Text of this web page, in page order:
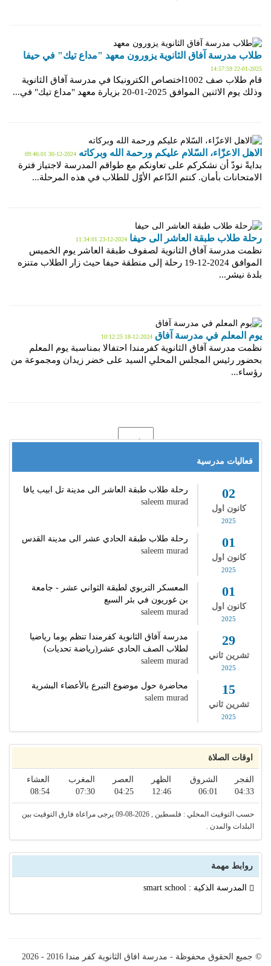
طلاب مدرسة آفاق الثانوية يزورون معهد "مداع تيك" في حيفا
2025-01-22 14:57:59
قام طلاب صف 1002اختصاص الكترونيكا في مدرسة آفاق الثانوية
وذلك يوم الاثنين الموافق 2025-01-20 بزيارة معهد "مداع تيك" في...
الاهل الاعزّاء، السّلام عليكم ورحمة الله وبركاته 2024-12-30 09:46:01
بدايةً نودّ أن نشكركم على تعاونكم مع طواقم المدرسة لاجتياز فترة
الامتحانات بأمان. كنتم الدّاعم الأوّل للطلاب في هذه المرحلة...
رحلة طلاب طبقة العاشر الى حيفا 2024-12-23 11:34:01
نظمت مدرسة آفاق الثانوية لصفوف طبقة العاشر يوم الخميس
الموافق 2024-12-19 رحلة إلى منطقة حيفا حيث زار الطلاب متنزه
بلدة نيشر...
يوم المعلم في مدرسة آفاق 2024-12-18 10:12:25
نظمت مدرسة آفاق الثانوية كفرمندا احتفالا بمناسبة يوم المعلم
بحضور رئيس المجلس المحلي السيد على خضر زيدان ومجموعة من
رؤساء...
فعاليات مدرسية
02
كانون اول
2025
رحلة طلاب طبقة العاشر الى مدينة تل ابيب يافا
saleem murad
01
كانون اول
2025
رحلة طلاب طبقة الحادي عشر الى مدينة القدس
saleem murad
01
كانون اول
2025
المعسكر التربوي لطبقة الثواني عشر - جامعة
بن غوريون في بئر السبع
saleem murad
29
تشرين ثاني
2025
مدرسة آفاق الثانوية كفرمندا تنظم يوما رياضيا
لطلاب الصف الحادي عشر(رياضة تحديات)
saleem murad
15
تشرين ثاني
2025
محاضرة حول موضوع التبرع بالأعضاء البشرية
salem murad
اوقات الصلاة
الفجر
04:33
الشروق
06:01
الظهر
12:46
العصر
04:25
المغرب
07:30
العشاء
08:54
حسب التوقيت المحلي : فلسطين , 2026-08-09 يرجى مراعاة فارق التوقيت بين
البلدات والمدن .
روابط مهمة
المدرسة الذكية : smart school
© جميع الحقوق محفوظة - مدرسة افاق الثانوية كفر مندا 2016 - 2026